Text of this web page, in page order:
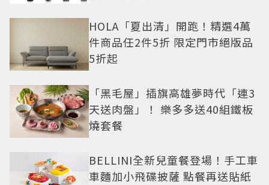
HOLA「夏出清」開跑！精選4萬
件商品任2件5折 限定門市絕版品
5折起
「黑毛屋」插旗高雄夢時代「連3
天送肉盤」！ 樂多多送40組鐵板
燒套餐
BELLINI全新兒童餐登場！手工車
車麵加小飛碟披薩 點餐再送貼紙